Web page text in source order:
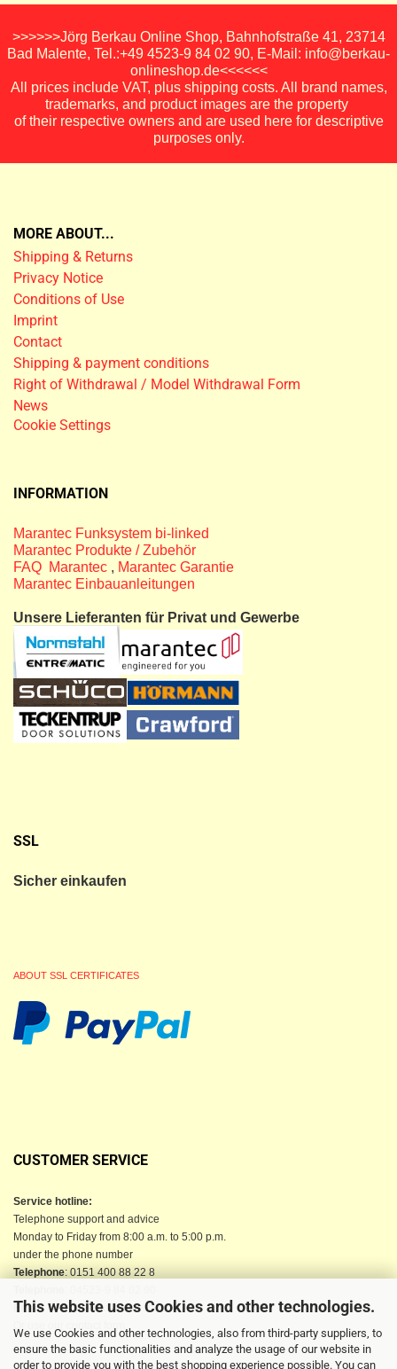
This website uses Cookies and other technologies.
We use Cookies and other technologies, also from third-party suppliers, to
ensure the basic functionalities and analyze the usage of our website in
order to provide you with the best shopping experience possible. You can
>>>>>>Jörg Berkau Online Shop, Bahnhofstraße 41, 23714
Bad Malente, Tel.:+49 4523-9 84 02 90, E-Mail: info@berkau-
onlineshop.de<<<<<<
All prices include VAT, plus shipping costs. All brand names,
trademarks, and product images are the property
of their respective owners and are used here for descriptive
purposes only.
MORE ABOUT...
Shipping & Returns
Privacy Notice
Conditions of Use
Imprint
Contact
Shipping & payment conditions
Right of Withdrawal / Model Withdrawal Form
News
Cookie Settings
INFORMATION
Marantec Funksystem bi-linked
Marantec Produkte / Zubehör
FAQ Marantec , Marantec Garantie
Marantec Einbauanleitungen
Unsere Lieferanten für Privat und Gewerbe
SSL
Sicher einkaufen
ABOUT SSL CERTIFICATES
CUSTOMER SERVICE
Service hotline:
Telephone support and advice
Monday to Friday from 8:00 a.m. to 5:00 p.m.
under the phone number
Telephone: 0151 400 88 22 8
Email: info@berkau-onlineshop.de
Or use our contact form